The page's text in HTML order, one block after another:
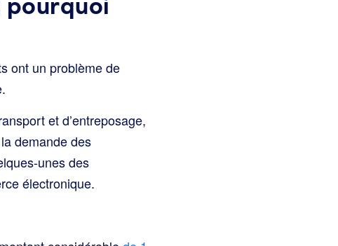
ont un problème de
et d’entreposage,
demande des
unes des
électronique.